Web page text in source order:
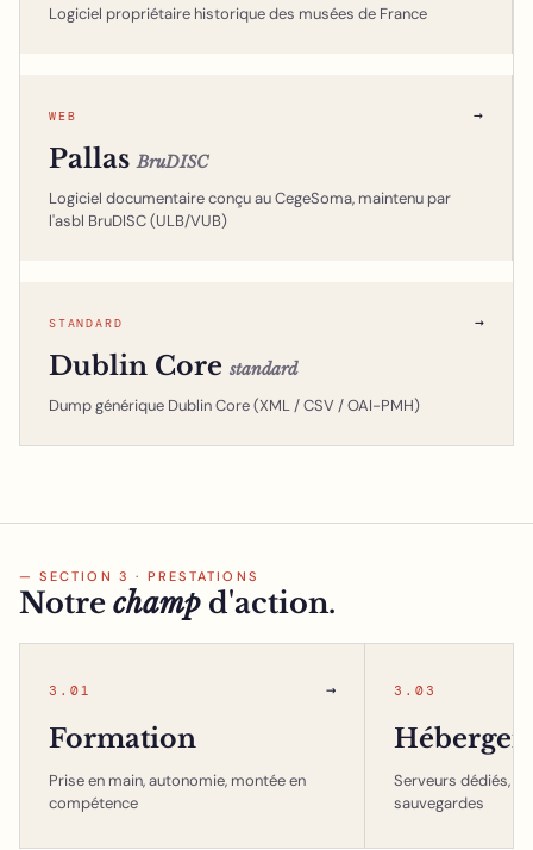
Logiciel propriétaire historique des musées de France
WEB →
PallasBruDISC
Logiciel documentaire conçu au CegeSoma, maintenu par
l'asbl BruDISC (ULB/VUB)
STANDARD →
Dublin Core standard
Dump générique Dublin Core (XML / CSV / OAI-PMH)
— SECTION 3 · PRESTATIONS
Notre champ d'action.
3.01 →
Formation
Prise en main, autonomie, montée en
compétence
3.03
Serveurs dédiés,
sauvegardes